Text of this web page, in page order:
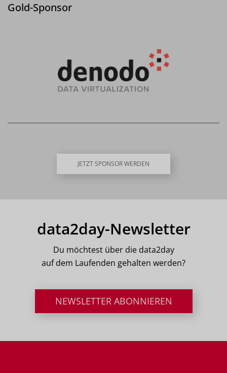
Gold-Sponsor
JETZT SPONSOR WERDEN
data2day-Newsletter
Du möchtest über die data2day
auf dem Laufenden gehalten werden?
NEWSLETTER ABONNIEREN